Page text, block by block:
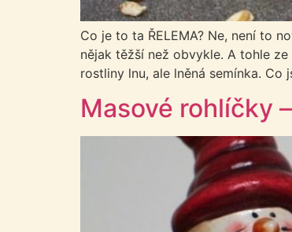
Co je to ta ŘELEMA? Ne, není to
nějak těžší než obvykle. A tohle
rostliny lnu, ale lněná semínka.
Masové rohlíčky